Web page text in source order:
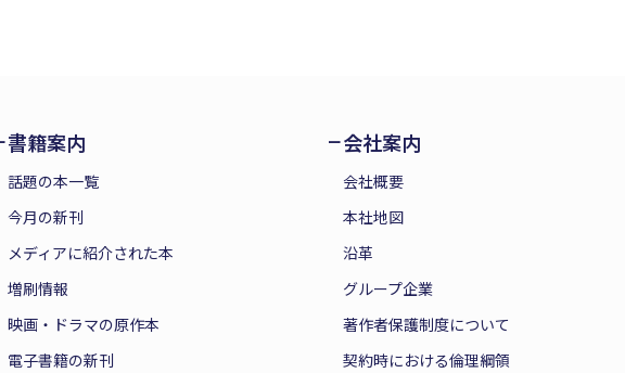
書籍案内
話題の本一覧
今月の新刊
メディアに紹介された本
増刷情報
映画・ドラマの原作本
電子書籍の新刊
会社案内
会社概要
本社地図
沿革
グループ企業
著作者保護制度について
契約時における倫理綱領